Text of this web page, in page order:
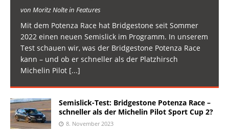
von Moritz Nolte in Features
Mit dem Potenza Race hat Bridgestone seit Sommer
2022 einen neuen Semislick im Programm. In unserem
Test schauen wir, was der Bridgestone Potenza Race
kann – und ob er schneller als der Platzhirsch
Michelin Pilot [...]
Semislick-Test: Bridgestone Potenza Race –
schneller als der Michelin Pilot Sport Cup 2?
8. November 2023